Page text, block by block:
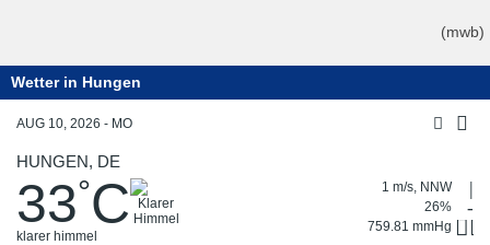
(mwb)
Wetter in Hungen
AUG 10, 2026 - MO
HUNGEN, DE
33°C
klarer himmel
1 m/s, NNW
26%
759.81 mmHg